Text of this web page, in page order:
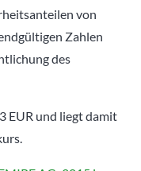
von
Zahlen
des
EUR und liegt damit